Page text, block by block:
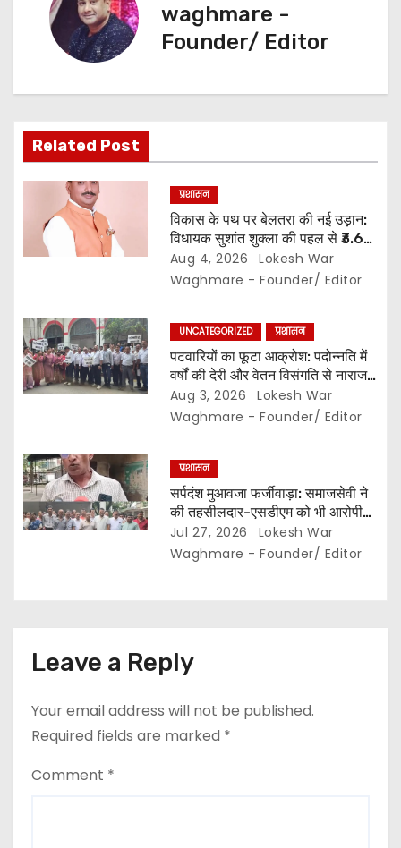
a
t
i
n
waghmare -
Founder/ Editor
Related Post
प्रशासन
विकास के पथ पर बेलतरा की नई उड़ान:
विधायक सुशांत शुक्ला की पहल से ₹3.61
करोड़ के विकास कार्यों की मिली सौगात…
10 गांवों में बनेंगे सामुदायिक भवन,, 11
Aug 4, 2026
Lokesh War
Waghmare - Founder/ Editor
UNCATEGORIZED प्रशासन
पटवारियों का फूटा आक्रोश: पदोन्नति में
वर्षों की देरी और वेतन विसंगति से नाराज,,
संघ ने कलेक्टर से की तत्काल कार्रवाई की
मांग…
Aug 3, 2026
Lokesh War
Waghmare - Founder/ Editor
प्रशासन
सर्पदंश मुआवजा फर्जीवाड़ा: समाजसेवी ने
की तहसीलदार-एसडीएम को भी आरोपी
बनाने की मांग… इधर लिपिकों की गिरफ्तारी
से नाराज राजस्व लिपिक संघ ने खोला
Jul 27, 2026
Lokesh War
Waghmare - Founder/ Editor
Leave a Reply
Your email address will not be published.
Required fields are marked *
Comment *